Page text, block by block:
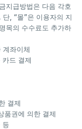
지급방법은 다음 각호
, “몰”은 이용자의 지
목의 수수료도 추가하
계좌이체
드 결제
결제
품권에 의한 결제
등